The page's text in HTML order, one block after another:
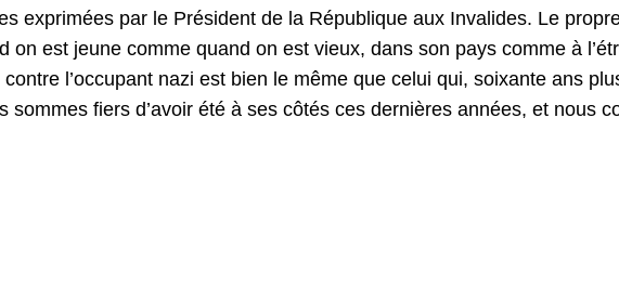
exprimées par le Président de la République aux Invalides. Le
on est jeune comme quand on est vieux, dans son pays comme à
l’occupant nazi est bien le même que celui qui, soixante ans
fiers d’avoir été à ses côtés ces dernières années, et nous